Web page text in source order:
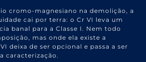
cromo-magnesiano na demolição, a
cai por terra: o Cr VI leva um
banal para a Classe I. Nem todo
mas onde ela existe a
deixa de ser opcional e passa a ser
caracterização.